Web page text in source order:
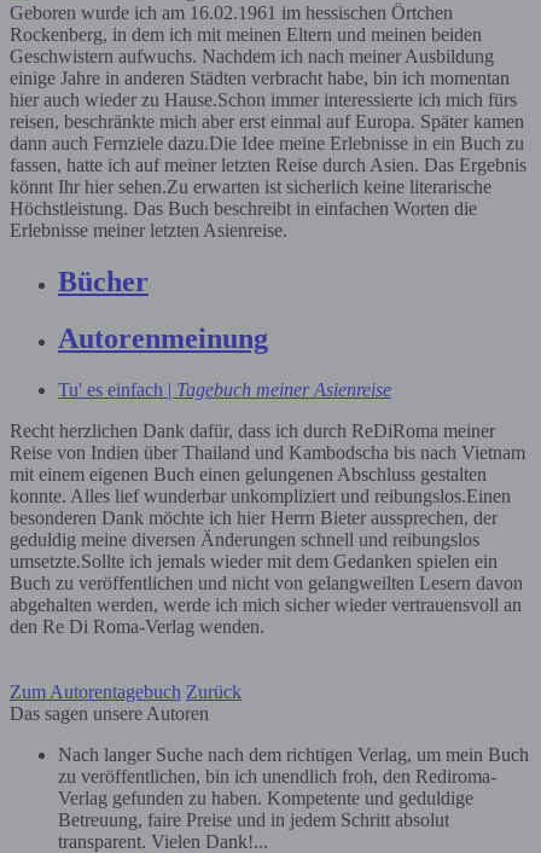
Geboren wurde ich am 16.02.1961 im hessischen Örtchen
Rockenberg, in dem ich mit meinen Eltern und meinen beiden
Geschwistern aufwuchs. Nachdem ich nach meiner Ausbildung
einige Jahre in anderen Städten verbracht habe, bin ich momentan
hier auch wieder zu Hause.Schon immer interessierte ich mich fürs
reisen, beschränkte mich aber erst einmal auf Europa. Später kamen
dann auch Fernziele dazu.Die Idee meine Erlebnisse in ein Buch zu
fassen, hatte ich auf meiner letzten Reise durch Asien. Das Ergebnis
könnt Ihr hier sehen.Zu erwarten ist sicherlich keine literarische
Höchstleistung. Das Buch beschreibt in einfachen Worten die
Erlebnisse meiner letzten Asienreise.
Bücher
Autorenmeinung
Tu' es einfach | Tagebuch meiner Asienreise
Recht herzlichen Dank dafür, dass ich durch ReDiRoma meiner
Reise von Indien über Thailand und Kambodscha bis nach Vietnam
mit einem eigenen Buch einen gelungenen Abschluss gestalten
konnte. Alles lief wunderbar unkompliziert und reibungslos.Einen
besonderen Dank möchte ich hier Herrn Bieter aussprechen, der
geduldig meine diversen Änderungen schnell und reibungslos
umsetzte.Sollte ich jemals wieder mit dem Gedanken spielen ein
Buch zu veröffentlichen und nicht von gelangweilten Lesern davon
abgehalten werden, werde ich mich sicher wieder vertrauensvoll an
den Re Di Roma-Verlag wenden.
Zum Autorentagebuch Zurück
Das sagen unsere Autoren
Nach langer Suche nach dem richtigen Verlag, um mein Buch
zu veröffentlichen, bin ich unendlich froh, den Rediroma-
Verlag gefunden zu haben. Kompetente und geduldige
Betreuung, faire Preise und in jedem Schritt absolut
transparent. Vielen Dank!...